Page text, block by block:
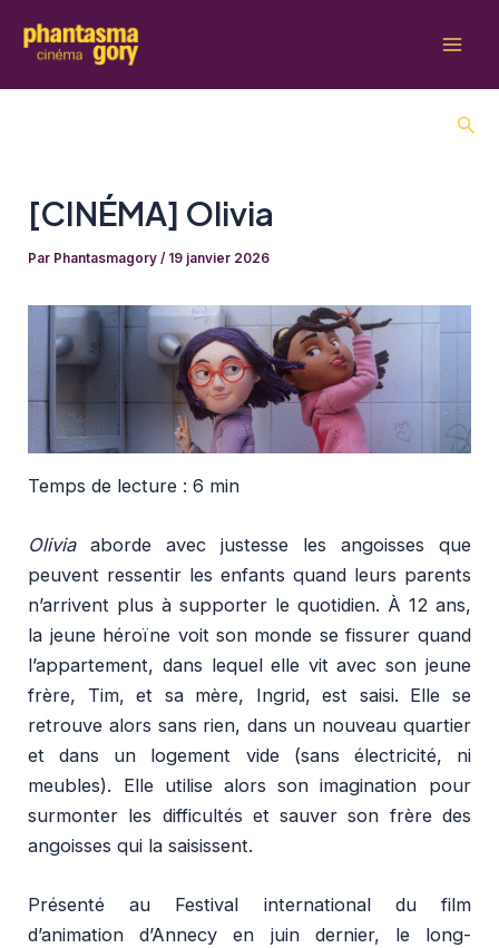
[CINÉMA] Olivia
Par Phantasmagory/ 19 janvier 2026
Temps de lecture : 6 min
Oliviaaborde avec justesse les angoisses que
peuvent ressentir les enfants quand leurs parents
n’arrivent plus à supporter le quotidien. À 12 ans,
la jeune héroïne voit son monde se fissurer quand
l’appartement, dans lequel elle vit avec son jeune
frère, Tim, et sa mère, Ingrid, est saisi. Elle se
retrouve alors sans rien, dans un nouveau quartier
et dans un logement vide (sans électricité, ni
meubles). Elle utilise alors son imagination pour
surmonter les difficultés et sauver son frère des
angoisses qui la saisissent.
Présenté au Festival international du film
d’animation d’Annecy en juin dernier, le long-